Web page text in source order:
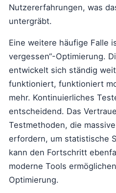
Nutzererfahrungen, was
untergräbt.
Eine weitere häufige Falle
vergessen“-Optimierung.
entwickelt sich ständig
funktioniert, funktioniert
mehr. Kontinuierliches
entscheidend. Das
Testmethoden, die
erfordern, um statistische
kann den Fortschritt
moderne Tools
Optimierung.